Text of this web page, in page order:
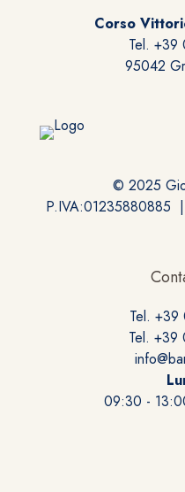
Corso
Tel.
95042
© 2025
P.IVA:01235880885
Tel.
Tel.
09:30 -